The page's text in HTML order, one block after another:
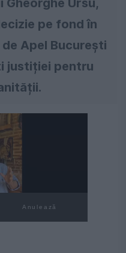
pe fond în
Apel București
justiției pentru
Anulează